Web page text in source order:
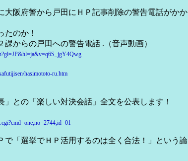
大阪府警から戸田にＨＰ記事削除の警告電話がかか
のか！
らの戸田への警告電話 .（音声動画）
hasimototo-ru.htm
との「楽しい対決会話」全文を公表します！
「選挙でＨＰ活用するのは全く合法！」という論